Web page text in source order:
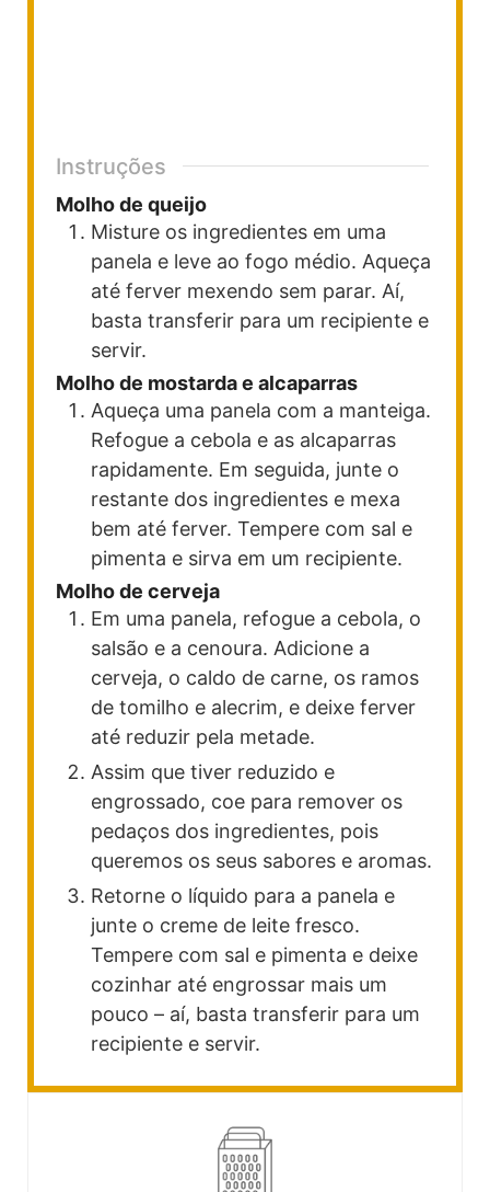
Instruções
Molho de queijo
Misture os ingredientes em uma
panela e leve ao fogo médio. Aqueça
até ferver mexendo sem parar. Aí,
basta transferir para um recipiente e
servir.
Molho de mostarda e alcaparras
Aqueça uma panela com a manteiga.
Refogue a cebola e as alcaparras
rapidamente. Em seguida, junte o
restante dos ingredientes e mexa
bem até ferver. Tempere com sal e
pimenta e sirva em um recipiente.
Molho de cerveja
Em uma panela, refogue a cebola, o
salsão e a cenoura. Adicione a
cerveja, o caldo de carne, os ramos
de tomilho e alecrim, e deixe ferver
até reduzir pela metade.
Assim que tiver reduzido e
engrossado, coe para remover os
pedaços dos ingredientes, pois
queremos os seus sabores e aromas.
Retorne o líquido para a panela e
junte o creme de leite fresco.
Tempere com sal e pimenta e deixe
cozinhar até engrossar mais um
pouco – aí, basta transferir para um
recipiente e servir.